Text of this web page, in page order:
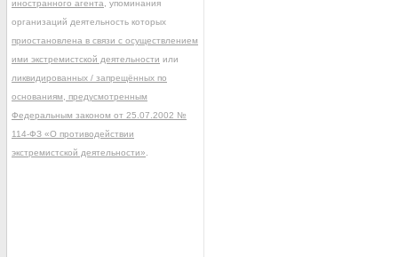
иностранного агента , упоминания
организаций деятельность которых
приостановлена в связи с осуществлением
ими экстремистской деятельности или
ликвидированных / запрещённых по
основаниям, предусмотренным
Федеральным законом от 25.07.2002 №
114-ФЗ «О противодействии
экстремистской деятельности»